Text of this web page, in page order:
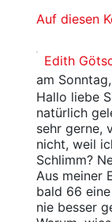
Auf diesen
Edith
am
Hallo liebe
natürlich
sehr gerne,
nicht, weil
Schlimm?
Aus meiner
bald 66
nie besser